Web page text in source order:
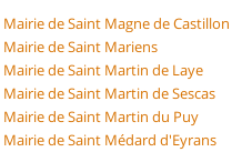
Mairie de Saint Magne de Castillon
Mairie de Saint Mariens
Mairie de Saint Martin de Laye
Mairie de Saint Martin de Sescas
Mairie de Saint Martin du Puy
Mairie de Saint Médard d'Eyrans